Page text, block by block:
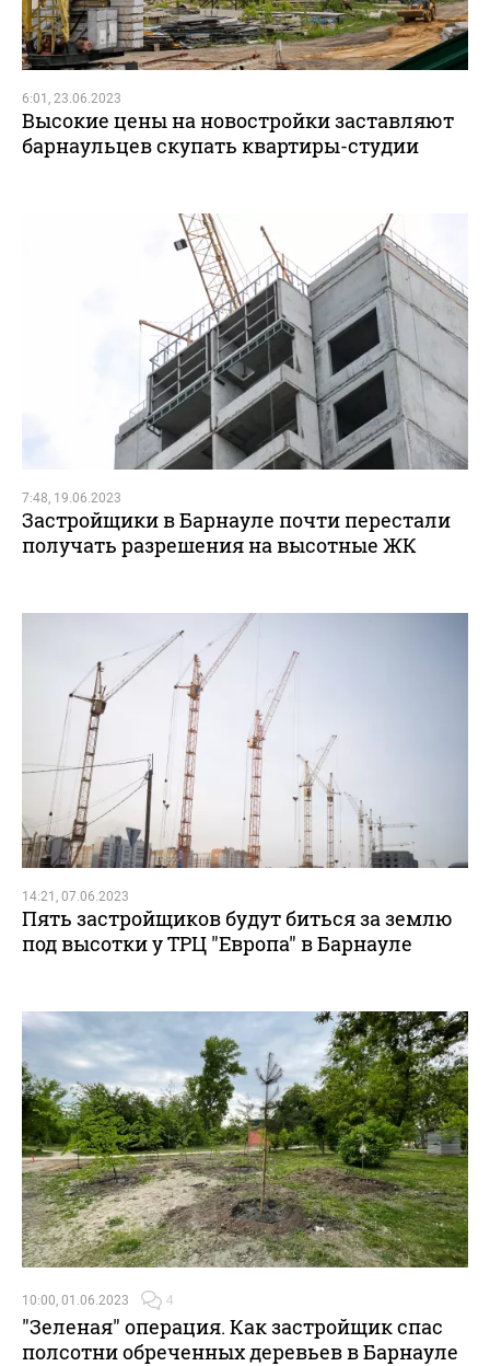
6:01, 23.06.2023
Высокие цены на новостройки заставляют
барнаульцев скупать квартиры-студии
7:48, 19.06.2023
Застройщики в Барнауле почти перестали
получать разрешения на высотные ЖК
14:21, 07.06.2023
Пять застройщиков будут биться за землю
под высотки у ТРЦ "Европа" в Барнауле
10:00, 01.06.2023 4
"Зеленая" операция. Как застройщик спас
полсотни обреченных деревьев в Барнауле